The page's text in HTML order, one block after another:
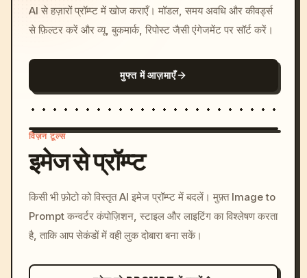
AI से हज़ारों प्रॉम्प्ट में खोज कराएँ। मॉडल, समय अवधि और कीवर्ड्स
से फ़िल्टर करें और व्यू, बुकमार्क, रिपोस्ट जैसी एंगेजमेंट पर सॉर्ट करें।
मुफ्त में आज़माएँ
c, cyberpunk sunset, neon
colors, 8k --v 6.0
विज़न टूल्स
इमेज से प्रॉम्प्ट
किसी भी फ़ोटो को विस्तृत AI इमेज प्रॉम्प्ट में बदलें। मुफ़्त Image to
Prompt कन्वर्टर कंपोज़िशन, स्टाइल और लाइटिंग का विश्लेषण करता
है, ताकि आप सेकंडों में वही लुक दोबारा बना सकें।